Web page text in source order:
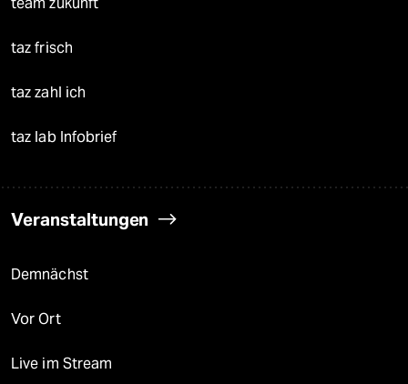
taz frisch
taz zahl ich
taz lab Infobrief
Veranstaltungen
Demnächst
Vor Ort
Live im Stream